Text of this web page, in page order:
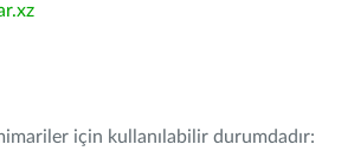
için kullanılabilir durumdadır: